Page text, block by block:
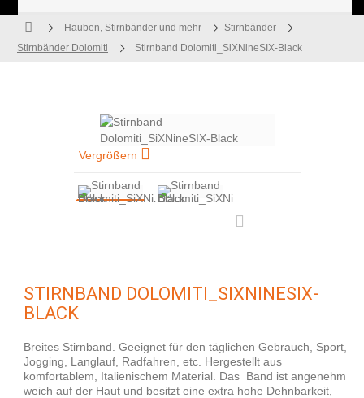
Hauben, Stirnbänder und mehr
Stirnbänder
Stirnbänder Dolomiti
Stirnband Dolomiti_SiXNineSIX-Black
Vergrößern
STIRNBAND DOLOMITI_SIXNINESIX-
BLACK
Breites Stirnband. Geeignet für den täglichen Gebrauch, Sport,
Jogging, Langlauf, Radfahren, etc. Hergestellt aus
komfortablem, Italienischem Material. Das Band ist angenehm
weich auf der Haut und besitzt eine extra hohe Dehnbarkeit,